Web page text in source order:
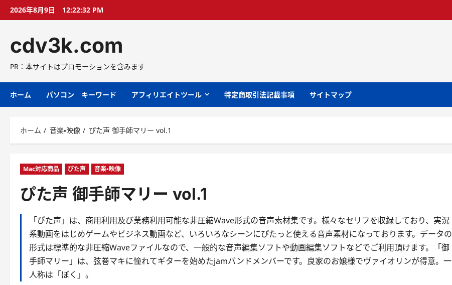
プ
2026年8月9日 12:22:33 PM
cdv3k.com
PR：本サイトはプロモーションを含みます
ホーム パソコン キーワード アフィリエイトツール 特定商取引法記載事項 サイトマップ
ホーム 音楽・映像 ぴた声 御手師マリー vol.1
Mac対応商品 ぴた声 音楽・映像
ぴた声 御手師マリー vol.1
「ぴた声」は、商用利用及び業務利用可能な非圧縮Wave形式の音声素材集です。様々なセリフを収録しており、実況
系動画をはじめゲームやビジネス動画など、いろいろなシーンにぴたっと使える音声素材になっております。データの
形式は標準的な非圧縮Waveファイルなので、一般的な音声編集ソフトや動画編集ソフトなどでご利用頂けます。「御
手師マリー」は、弦巻マキに憧れてギターを始めたjamバンドメンバーです。良家のお嬢様でヴァイオリンが得意。一
人称は「ぼく」。